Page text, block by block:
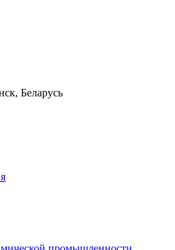
Беларусь